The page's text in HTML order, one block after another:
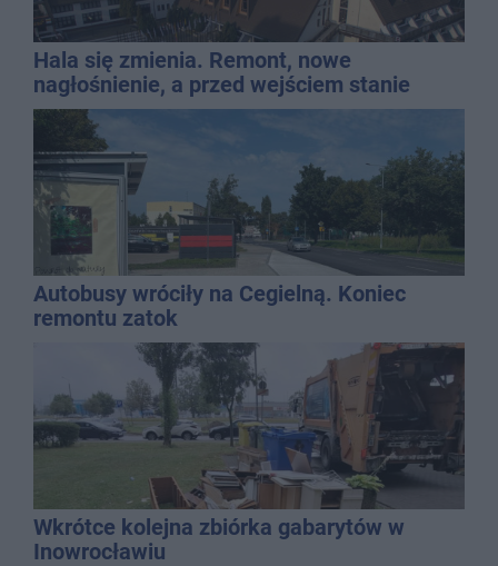
Hala się zmienia. Remont, nowe
nagłośnienie, a przed wejściem stanie
QEMETICA ARENA
Autobusy wróciły na Cegielną. Koniec
remontu zatok
Wkrótce kolejna zbiórka gabarytów w
Inowrocławiu